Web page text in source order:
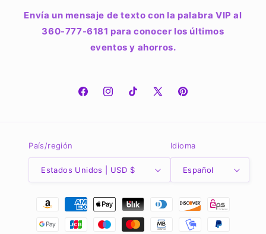
Envía un mensaje de texto con la palabra VIP al
360-777-6181 para conocer los últimos
eventos y ahorros.
FacebookInstagramTikTokX
Pinterest
País/región
Estados Unidos | USD $
Idioma
Español
Formas